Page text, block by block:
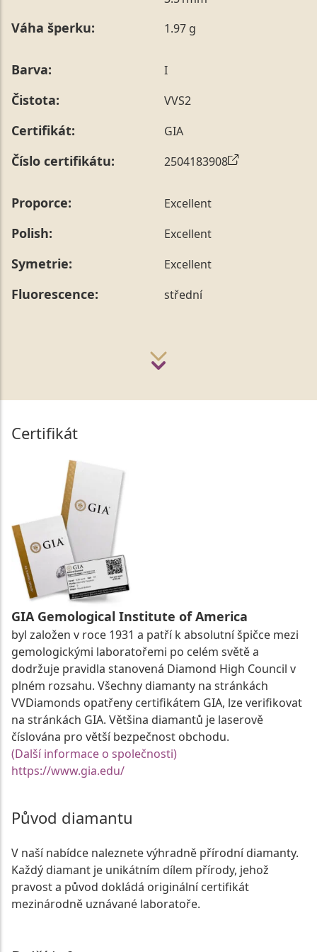
sdělit během jejího telefonického ověření, které z naší
Pro sdělení skladové velikosti tohoto konkrétního
Váha šperku: 1.97 g
Barva: I
Čistota: VVS2
Certifikát: GIA
Číslo certifikátu: 2504183908
Proporce: Excellent
Polish: Excellent
Symetrie: Excellent
Fluorescence: střední
Certifikát
GIA Gemological Institute of America
byl založen v roce 1931 a patří k absolutní špičce mezi
gemologickými laboratořemi po celém světě a
dodržuje pravidla stanovená Diamond High Council v
plném rozsahu. Všechny diamanty na stránkách
VVDiamonds opatřeny certifikátem GIA, lze verifikovat
na stránkách GIA. Většina diamantů je laserově
číslována pro větší bezpečnost obchodu.
(Další informace o společnosti)
https://www.gia.edu/
Původ diamantu
V naší nabídce naleznete výhradně přírodní diamanty.
Každý diamant je unikátním dílem přírody, jehož
pravost a původ dokládá originální certifikát
mezinárodně uznávané laboratoře.